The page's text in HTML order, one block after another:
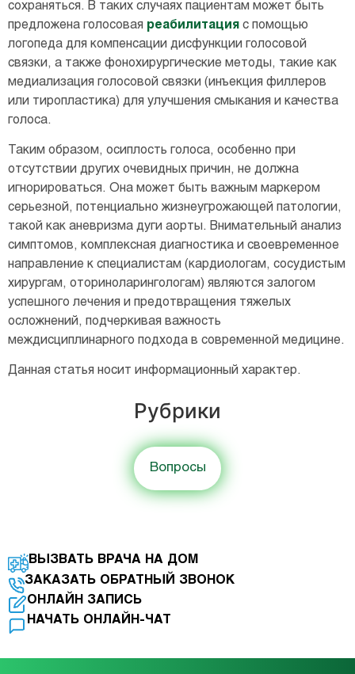
сохраняться. В таких случаях пациентам может быть
предложена голосовая реабилитация с помощью
логопеда для компенсации дисфункции голосовой
связки, а также фонохирургические методы, такие как
медиализация голосовой связки (инъекция филлеров
или тиропластика) для улучшения смыкания и качества
голоса.
Таким образом, осиплость голоса, особенно при
отсутствии других очевидных причин, не должна
игнорироваться. Она может быть важным маркером
серьезной, потенциально жизнеугрожающей патологии,
такой как аневризма дуги аорты. Внимательный анализ
симптомов, комплексная диагностика и своевременное
направление к специалистам (кардиологам, сосудистым
хирургам, оториноларингологам) являются залогом
успешного лечения и предотвращения тяжелых
осложнений, подчеркивая важность
междисциплинарного подхода в современной медицине.
Данная статья носит информационный характер.
Рубрики
Вопросы
ВЫЗВАТЬ ВРАЧА НА ДОМ
ЗАКАЗАТЬ ОБРАТНЫЙ ЗВОНОК
ОНЛАЙН ЗАПИСЬ
НАЧАТЬ ОНЛАЙН-ЧАТ